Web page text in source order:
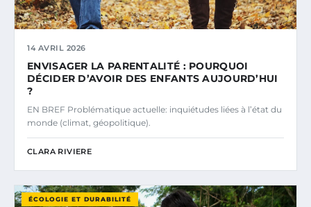
14 AVRIL 2026
ENVISAGER LA PARENTALITÉ : POURQUOI
DÉCIDER D’AVOIR DES ENFANTS AUJOURD’HUI
?
EN BREF Problématique actuelle: inquiétudes liées à l’état du
monde (climat, géopolitique).
CLARA RIVIERE
ÉCOLOGIE ET DURABILITÉ